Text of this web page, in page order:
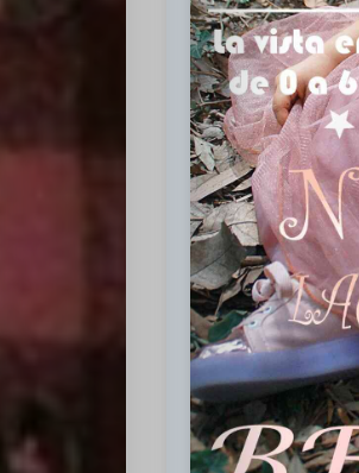
Inicio
Casting
Bershka